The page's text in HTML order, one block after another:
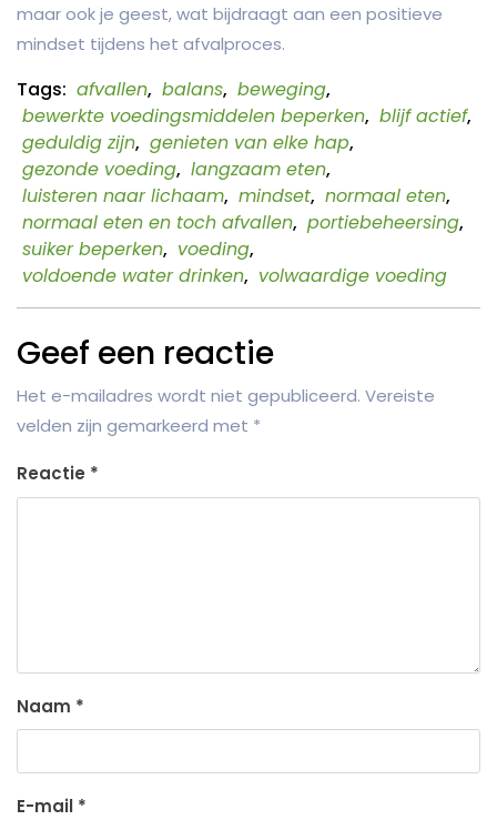
maar ook je geest, wat bijdraagt aan een positieve
mindset tijdens het afvalproces.
Tags: afvallen, balans, beweging,
bewerkte voedingsmiddelen beperken, blijf actief,
geduldig zijn, genieten van elke hap,
gezonde voeding, langzaam eten,
luisteren naar lichaam, mindset, normaal eten,
normaal eten en toch afvallen, portiebeheersing,
suiker beperken, voeding,
voldoende water drinken, volwaardige voeding
Geef een reactie
Het e-mailadres wordt niet gepubliceerd. Vereiste
velden zijn gemarkeerd met *
Reactie *
Naam *
E-mail *